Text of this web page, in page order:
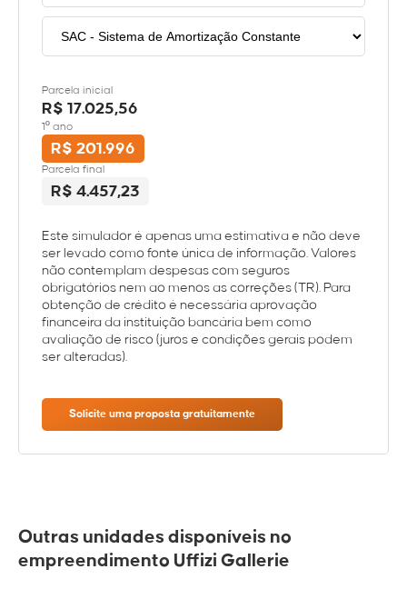
Parcela inicial
R$ 17.025,56
1º ano
R$ 201.996
Parcela final
R$ 4.457,23
Este simulador é apenas uma estimativa e não deve
ser levado como fonte única de informação. Valores
não contemplam despesas com seguros
obrigatórios nem ao menos as correções (TR). Para
obtenção de crédito é necessária aprovação
financeira da instituição bancária bem como
avaliação de risco (juros e condições gerais podem
ser alteradas).
Solicite uma proposta gratuitamente
Outras unidades disponíveis no
empreendimento Uffizi Gallerie